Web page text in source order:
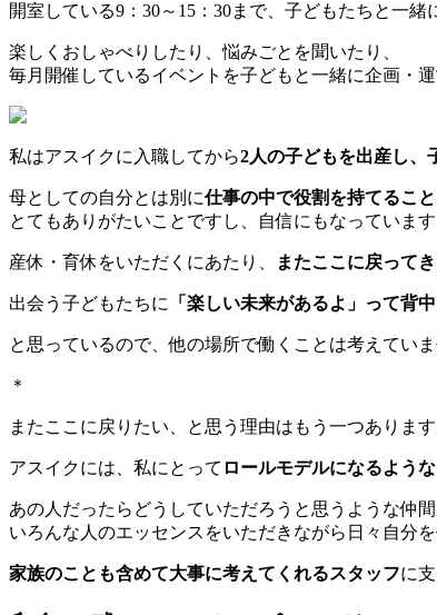
開室している9：30～15：30まで、子どもたちと一
楽しくおしゃべりしたり、悩みごとを聞いたり、
毎月開催しているイベントを子どもと一緒に企画・運
私はアスイクに入職してから2人の子どもを出産し、
母としての自分とは別に仕事の中で役割を持てるこ
とてもありがたいことですし、自信にもなっています
産休・育休をいただくにあたり、 またここに戻って
出会う子どもたちに 「楽しい未来があるよ」って背
と思っているので、他の場所で働くことは考えていま
＊
またここに戻りたい、と思う理由はもう一つあります
アスイクには、私にとって ロールモデルになるよう
あの人だったらどうしていただろうと思うような仲間
いろんな人のエッセンスをいただきながら日々自分
家族のことも含めて大事に考えてくれるスタッフに